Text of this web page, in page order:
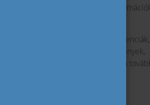
Europass oklevélmelléklet olyan
megszerzett készségek és kompetenciák,
végzettség szintje és vizsgaeredmények,
felvételi követelmények, valamint a